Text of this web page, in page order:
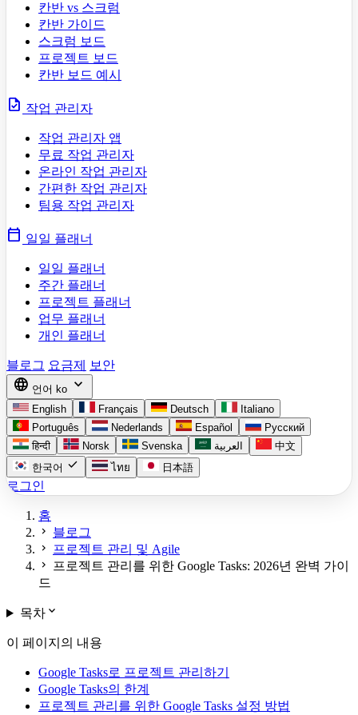
칸반 vs 스크럼
칸반 가이드
스크럼 보드
프로젝트 보드
칸반 보드 예시
task 작업 관리자
작업 관리자 앱
무료 작업 관리자
온라인 작업 관리자
간편한 작업 관리자
팀용 작업 관리자
calendar_today 일일 플래너
일일 플래너
주간 플래너
프로젝트 플래너
업무 플래너
개인 플래너
블로그 요금제 보안
language 언어 ko expand_more
English Français Deutsch
Italiano
Português
Nederlands Español
Русский
हिन्दी
Norsk Svenska العربية
中文
한국어 check ไทย 日本語
로그인
홈
chevron_right 블로그
chevron_right 프로젝트 관리 및 Agile
chevron_right
프로젝트 관리를 위한 Google Tasks: 2026년 완벽 가이
드
목차expand_more
이 페이지의 내용
Google Tasks로 프로젝트 관리하기
Google Tasks의 한계
프로젝트 관리를 위한 Google Tasks 설정 방법